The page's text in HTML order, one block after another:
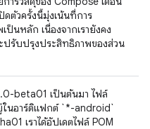
ตัวครั้งนี้มุ่งเน้นที่การ
นหลัก เนื่องจากเรายังคง
ปรับปรุงประสิทธิภาพของส่วน
beta01 เป็นต้นมา ไฟล์
นอาร์ติแฟกต์ `*-android`
เราได้อัปเดตไฟล์ POM